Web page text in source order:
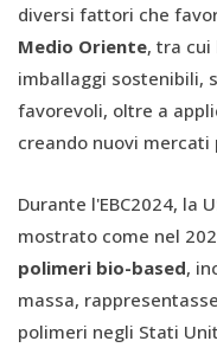
diversi fattori che
Medio Oriente, tra cui
imballaggi sostenibili,
favorevoli, oltre a
creando nuovi mercati
Durante l'EBC2024, la
mostrato come nel
polimeri bio-based,
massa,
polimeri negli Stati